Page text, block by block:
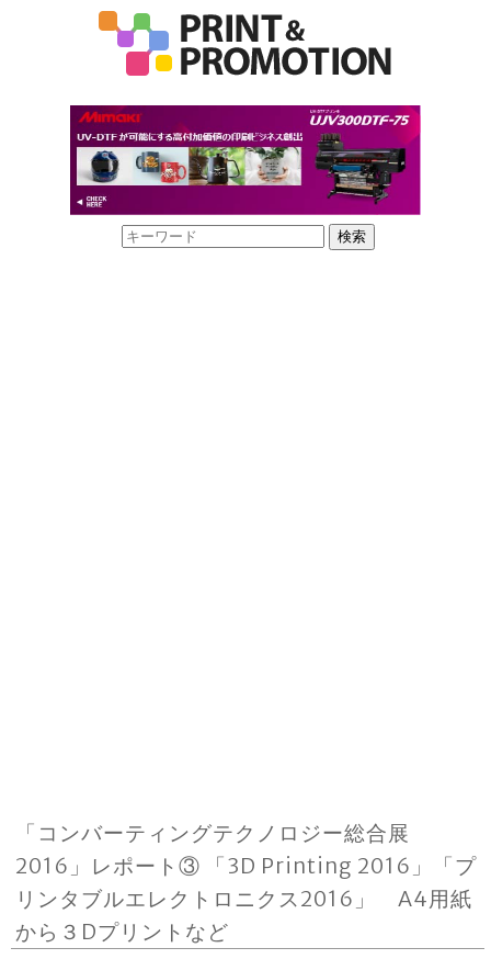
「コンバーティングテクノロジー総合展
2016」レポート③ 「3D Printing 2016」「プ
リンタブルエレクトロニクス2016」 A4用紙
から３Dプリントなど